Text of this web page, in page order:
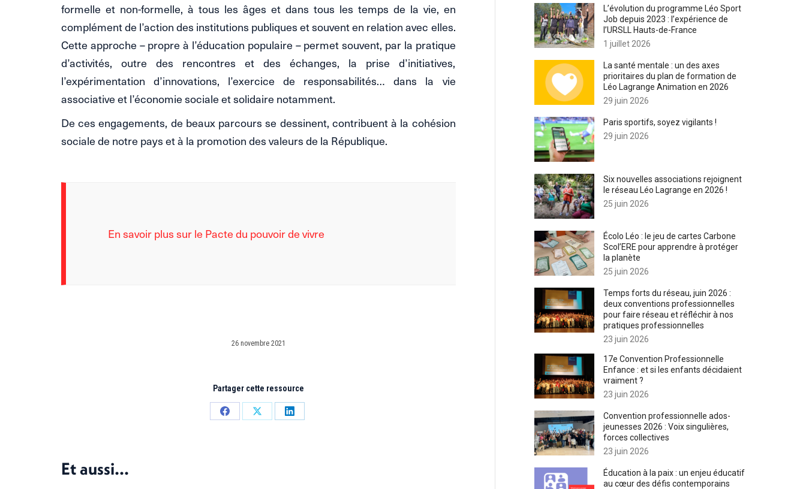
formelle et non-formelle, à tous les âges et dans tous les temps de la vie, en
complément de l’action des institutions publiques et souvent en relation avec elles.
Cette approche – propre à l’éducation populaire – permet souvent, par la pratique
d’activités, outre des rencontres et des échanges, la prise d’initiatives,
l’expérimentation d’innovations, l’exercice de responsabilités… dans la vie
associative et l’économie sociale et solidaire notamment.
De ces engagements, de beaux parcours se dessinent, contribuent à la cohésion
sociale de notre pays et à la promotion des valeurs de la République.
En savoir plus sur le Pacte du pouvoir de vivre
26 novembre 2021
Partager cette ressource
PartagerPartagerPartager
Et aussi...
L’évolution du programme Léo Sport
Job depuis 2023 : l’expérience de
l’URSLL Hauts-de-France
1 juillet 2026
La santé mentale : un des axes
prioritaires du plan de formation de
Léo Lagrange Animation en 2026
29 juin 2026
Paris sportifs, soyez vigilants !
29 juin 2026
Six nouvelles associations rejoignent
le réseau Léo Lagrange en 2026 !
25 juin 2026
Écolo Léo : le jeu de cartes Carbone
Scol’ERE pour apprendre à protéger
la planète
25 juin 2026
Temps forts du réseau, juin 2026 :
deux conventions professionnelles
pour faire réseau et réfléchir à nos
pratiques professionnelles
23 juin 2026
17e Convention Professionnelle
Enfance : et si les enfants décidaient
vraiment ?
23 juin 2026
Convention professionnelle ados-
jeunesses 2026 : Voix singulières,
forces collectives
23 juin 2026
Éducation à la paix : un enjeu éducatif
au cœur des défis contemporains